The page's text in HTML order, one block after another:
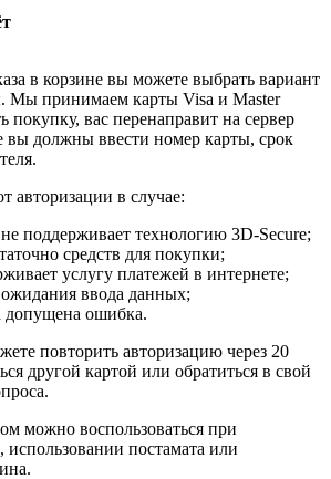
в корзине вы можете выбрать вариант
Мы принимаем карты Visa и Master
покупку, вас перенаправит на сервер
вы должны ввести номер карты, срок
авторизации в случае:
поддерживает технологию 3D-Secure;
средств для покупки;
услугу платежей в интернете;
ввода данных;
ошибка.
повторить авторизацию через 20
другой картой или обратиться в свой
можно воспользоваться при
использовании постамата или